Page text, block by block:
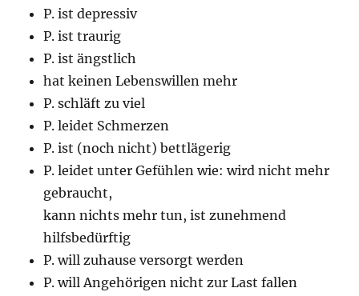
P. ist depressiv
P. ist traurig
P. ist ängstlich
hat keinen Lebenswillen mehr
P. schläft zu viel
P. leidet Schmerzen
P. ist (noch nicht) bettlägerig
P. leidet unter Gefühlen wie: wird nicht mehr
gebraucht,
kann nichts mehr tun, ist zunehmend
hilfsbedürftig
P. will zuhause versorgt werden
P. will Angehörigen nicht zur Last fallen